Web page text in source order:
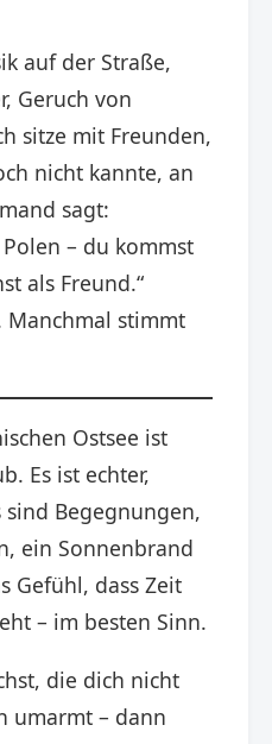
auf der Straße,
Geruch von
sitze mit Freunden,
nicht kannte, an
sagt:
– du kommst
als Freund.“
Manchmal stimmt
Ostsee ist
Es ist echter,
sind Begegnungen,
ein Sonnenbrand
Gefühl, dass Zeit
– im besten Sinn.
die dich nicht
umarmt – dann